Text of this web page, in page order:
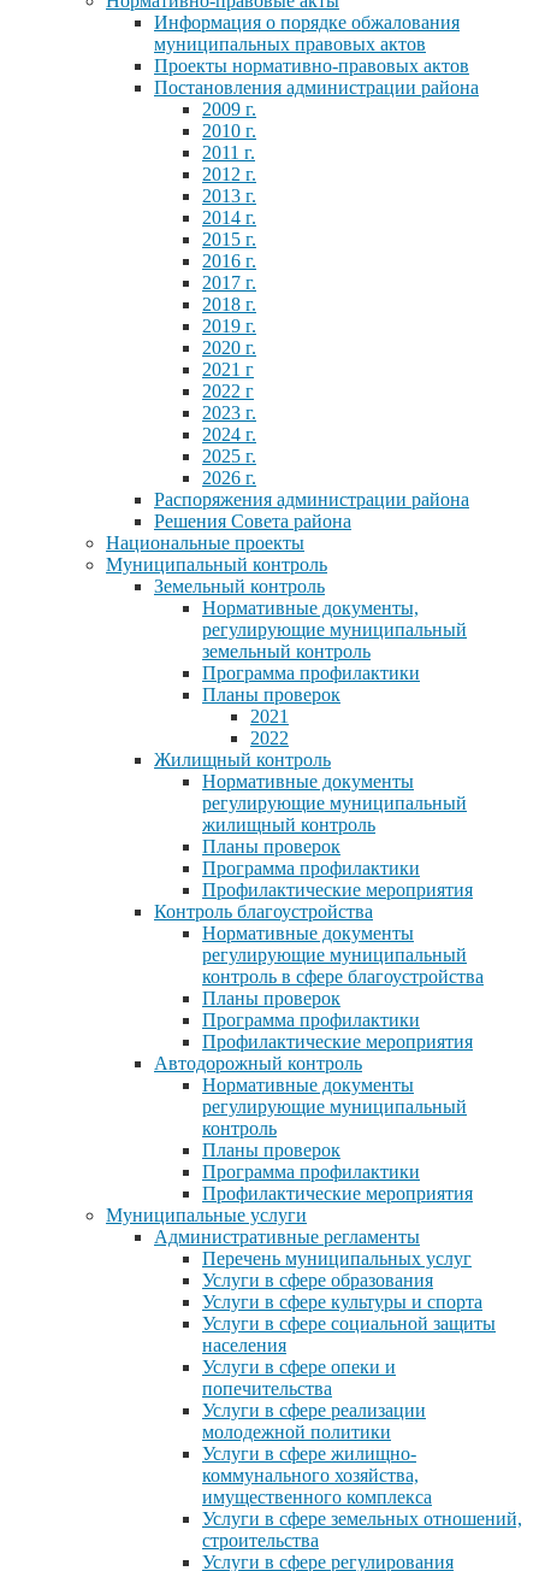
Информация о порядке обжалования
муниципальных правовых актов
Проекты нормативно-правовых актов
Постановления администрации района
2009 г.
2010 г.
2011 г.
2012 г.
2013 г.
2014 г.
2015 г.
2016 г.
2017 г.
2018 г.
2019 г.
2020 г.
2021 г
2022 г
2023 г.
2024 г.
2025 г.
2026 г.
Распоряжения администрации района
Решения Совета района
Национальные проекты
Муниципальный контроль
Земельный контроль
Нормативные документы,
регулирующие муниципальный
земельный контроль
Программа профилактики
Планы проверок
2021
2022
Жилищный контроль
Нормативные документы
регулирующие муниципальный
жилищный контроль
Планы проверок
Программа профилактики
Профилактические мероприятия
Контроль благоустройства
Нормативные документы
регулирующие муниципальный
контроль в сфере благоустройства
Планы проверок
Программа профилактики
Профилактические мероприятия
Автодорожный контроль
Нормативные документы
регулирующие муниципальный
контроль
Планы проверок
Программа профилактики
Профилактические мероприятия
Муниципальные услуги
Административные регламенты
Перечень муниципальных услуг
Услуги в сфере образования
Услуги в сфере культуры и спорта
Услуги в сфере социальной защиты
населения
Услуги в сфере опеки и
попечительства
Услуги в сфере реализации
молодежной политики
Услуги в сфере жилищно-
коммунального хозяйства,
имущественного комплекса
Услуги в сфере земельных отношений,
строительства
Услуги в сфере регулирования